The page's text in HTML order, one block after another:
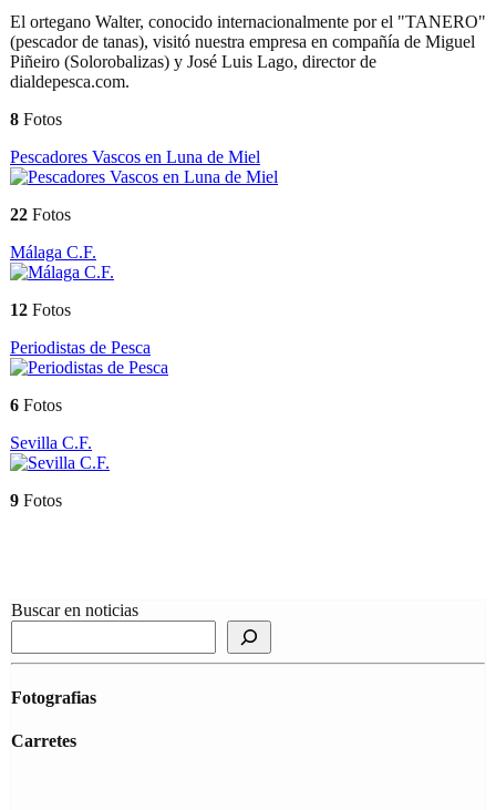
El ortegano Walter, conocido internacionalmente por el "TANERO"
(pescador de tanas), visitó nuestra empresa en compañía de Miguel
Piñeiro (Solorobalizas) y José Luis Lago, director de
dialdepesca.com.
8 Fotos
Pescadores Vascos en Luna de Miel
22 Fotos
Málaga C.F.
12 Fotos
Periodistas de Pesca
6 Fotos
Sevilla C.F.
9 Fotos
Buscar en noticias
Fotografias
Carretes